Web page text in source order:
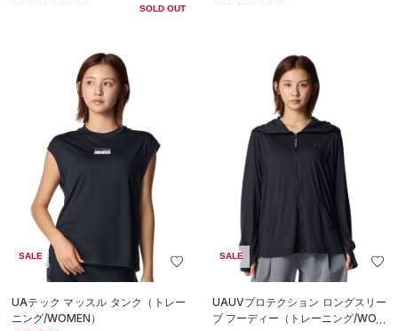
SOLD OUT
SALE
UAテック マッスル タンク（トレー
ニング/WOMEN）
SALE
UAUVプロテクション ロングスリー
ブ フーディー（トレーニング/WOM